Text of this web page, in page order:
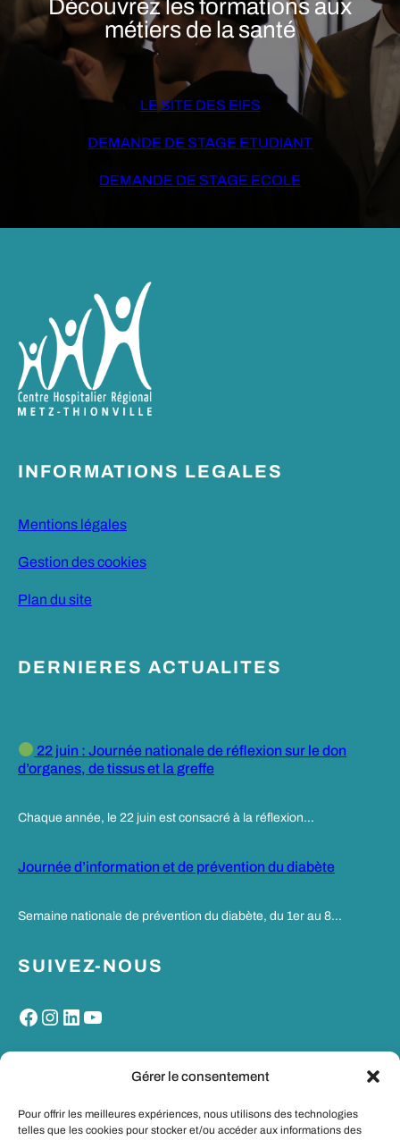
Gérer le consentement
Pour offrir les meilleures expériences, nous utilisons des technologies
telles que les cookies pour stocker et/ou accéder aux informations des
Découvrez les formations aux
métiers de la santé
LE SITE DES EIFS
DEMANDE DE STAGE ETUDIANT
DEMANDE DE STAGE ECOLE
INFORMATIONS LEGALES
Mentions légales
Gestion des cookies
Plan du site
DERNIERES ACTUALITES
22 juin : Journée nationale de réflexion sur le don
d’organes, de tissus et la greffe
Chaque année, le 22 juin est consacré à la réflexion…
Journée d’information et de prévention du diabète
Semaine nationale de prévention du diabète, du 1er au 8…
SUIVEZ-NOUS
Facebook Instagram LinkedIn YouTube
MON PORTAIL SANTE